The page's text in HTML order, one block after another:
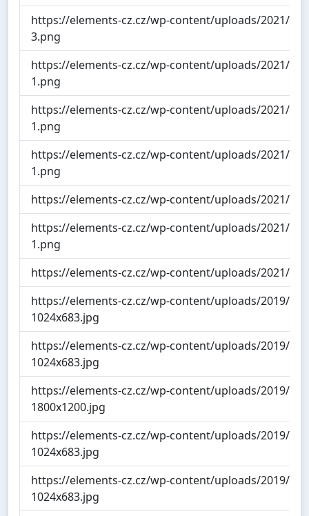
https://elements-cz.cz/wp-content/uploads/2021/07/
3.png
https://elements-cz.cz/wp-content/uploads/2021/05/
1.png
https://elements-cz.cz/wp-content/uploads/2021/05/
1.png
https://elements-cz.cz/wp-content/uploads/2021/05/
1.png
https://elements-cz.cz/wp-content/uploads/2021/05/
https://elements-cz.cz/wp-content/uploads/2021/
1.png
https://elements-cz.cz/wp-content/uploads/2021/05/
https://elements-cz.cz/wp-content/uploads/2019/05/
1024x683.jpg
https://elements-cz.cz/wp-content/uploads/2019/05/
1024x683.jpg
https://elements-cz.cz/wp-content/uploads/2019/05/
1800x1200.jpg
https://elements-cz.cz/wp-content/uploads/2019/05/
1024x683.jpg
https://elements-cz.cz/wp-content/uploads/2019/05/
1024x683.jpg